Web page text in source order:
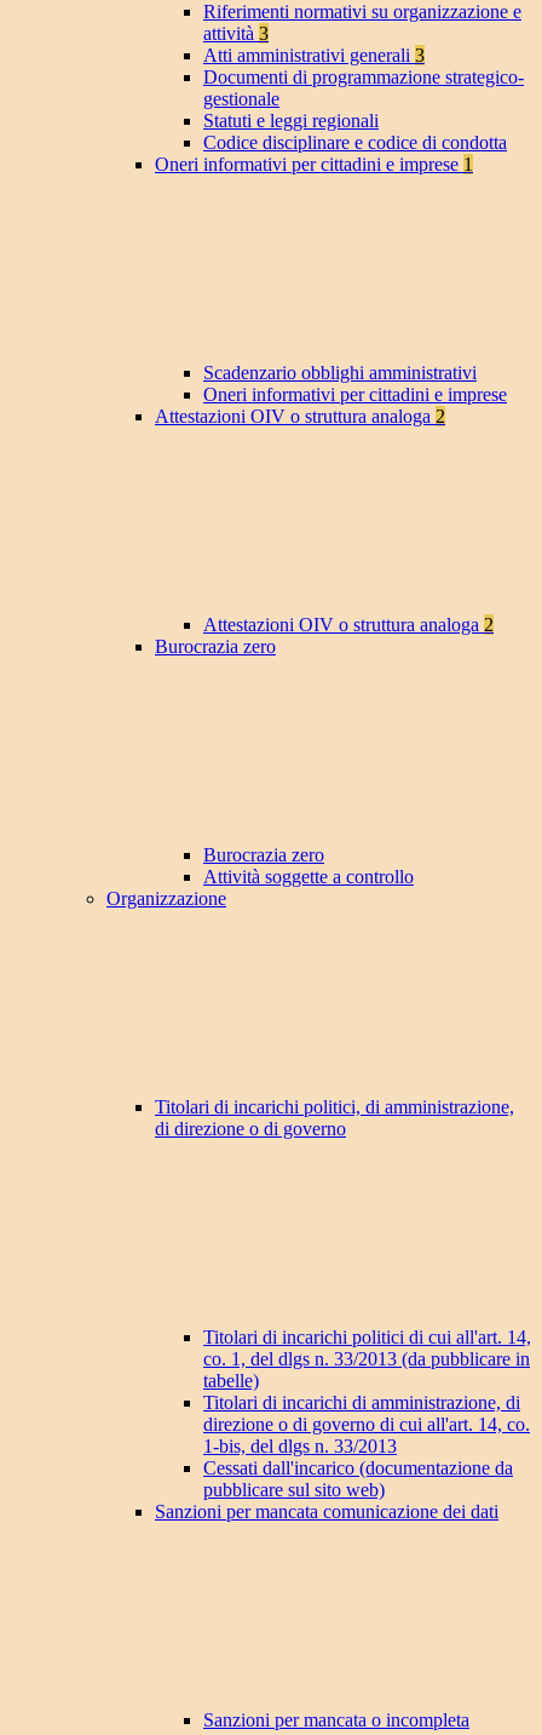
Riferimenti normativi su organizzazione e
attività 3
Atti amministrativi generali 3
Documenti di programmazione strategico-
gestionale
Statuti e leggi regionali
Codice disciplinare e codice di condotta
Oneri informativi per cittadini e imprese 1
Scadenzario obblighi amministrativi
Oneri informativi per cittadini e imprese
Attestazioni OIV o struttura analoga 2
Attestazioni OIV o struttura analoga 2
Burocrazia zero
Burocrazia zero
Attività soggette a controllo
Organizzazione
Titolari di incarichi politici, di amministrazione,
di direzione o di governo
Titolari di incarichi politici di cui all'art. 14,
co. 1, del dlgs n. 33/2013 (da pubblicare in
tabelle)
Titolari di incarichi di amministrazione, di
direzione o di governo di cui all'art. 14, co.
1-bis, del dlgs n. 33/2013
Cessati dall'incarico (documentazione da
pubblicare sul sito web)
Sanzioni per mancata comunicazione dei dati
Sanzioni per mancata o incompleta